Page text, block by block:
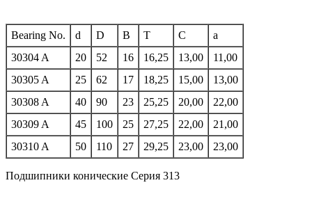
Bearing No. d D B T C
a
30304 A
20 52 16 16,25 13,00
11,00
30305 A
25 62 17 18,25 15,00
13,00
30308 A
40 90 23 25,25 20,00
22,00
30309 A
45 100 25 27,25 22,00
21,00
30310 A
50 110 27 29,25 23,00 23,00
Подшипники конические Серия 313